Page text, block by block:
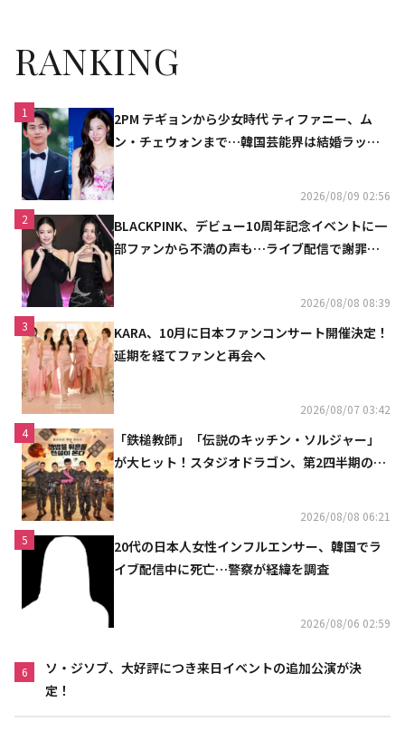
RANKING
1
2PM テギョンから少女時代 ティファニー、ム
ン・チェウォンまで…韓国芸能界は結婚ラッシ
2026/08/09 02:56
2
BLACKPINK、デビュー10周年記念イベントに一
部ファンから不満の声も…ライブ配信で謝罪
2026/08/08 08:39
3
KARA、10月に日本ファンコンサート開催決定！
延期を経てファンと再会へ
2026/08/07 03:42
4
「鉄槌教師」「伝説のキッチン・ソルジャー」
が大ヒット！スタジオドラゴン、第2四半期の売
2026/08/08 06:21
5
20代の日本人女性インフルエンサー、韓国でラ
イブ配信中に死亡…警察が経緯を調査
2026/08/06 02:59
6
ソ・ジソブ、大好評につき来日イベントの追加公演が決
定！